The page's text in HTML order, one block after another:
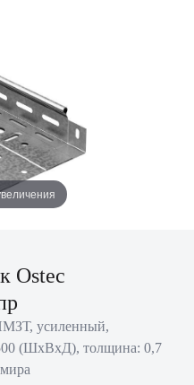
Ostec
усиленный,
(ШхВхД), толщина: 0,7